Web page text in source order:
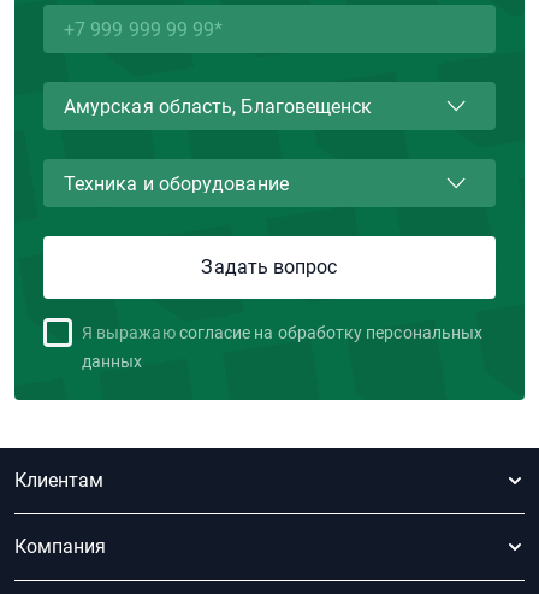
Я выражаю согласие на обработку персональных
данных
Клиентам
Компания